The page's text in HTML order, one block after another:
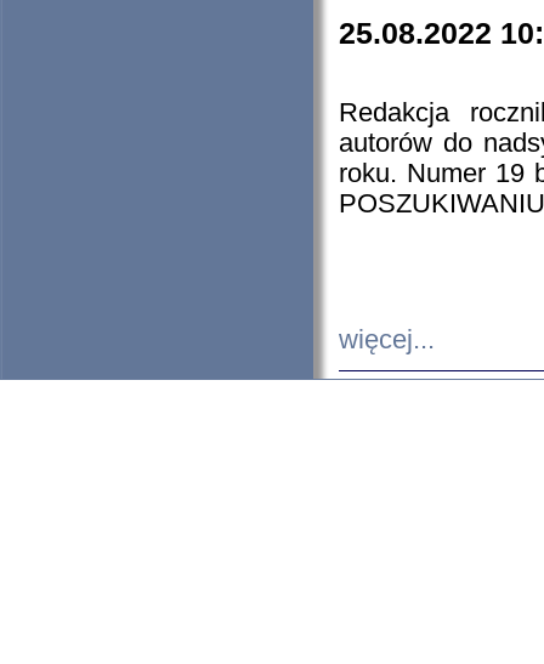
25.08.2022
Redakcja
autorów do
roku. Numer 19
więcej...